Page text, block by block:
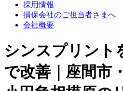
採用情報
損保会社のご担当者さまへ
会社概要
シンスプリント
で改善｜座間市